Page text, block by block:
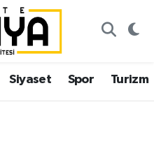
Siyaset Spor Turizm